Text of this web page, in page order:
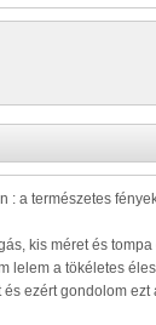
: a természetes
kis méret és
lelem a tökéletes
ezért gondolom ezt